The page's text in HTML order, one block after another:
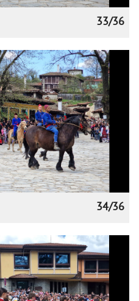
33/36
34/36